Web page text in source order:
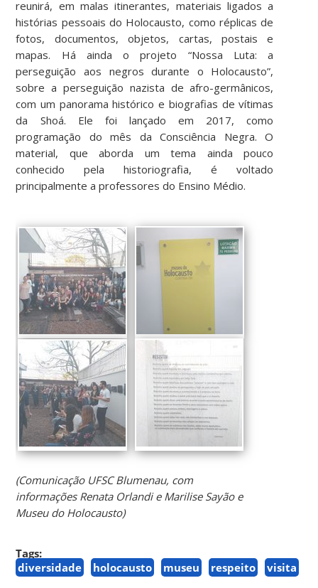
reunirá, em malas itinerantes, materiais ligados a
histórias pessoais do Holocausto, como réplicas de
fotos, documentos, objetos, cartas, postais e
mapas. Há ainda o projeto “Nossa Luta: a
perseguição aos negros durante o Holocausto”,
sobre a perseguição nazista de afro-germânicos,
com um panorama histórico e biografias de vítimas
da Shoá. Ele foi lançado em 2017, como
programação do mês da Consciência Negra. O
material, que aborda um tema ainda pouco
conhecido pela historiografia, é voltado
principalmente a professores do Ensino Médio.
(Comunicação UFSC Blumenau, com
informações Renata Orlandi e Marilise Sayão e
Museu do Holocausto)
Tags:
diversidade
holocausto museu respeito visita